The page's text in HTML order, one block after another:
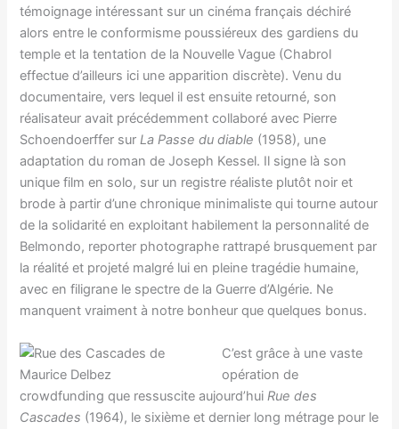
témoignage intéressant sur un cinéma français déchiré
alors entre le conformisme poussiéreux des gardiens du
temple et la tentation de la Nouvelle Vague (Chabrol
effectue d’ailleurs ici une apparition discrète). Venu du
documentaire, vers lequel il est ensuite retourné, son
réalisateur avait précédemment collaboré avec Pierre
Schoendoerffer surLa Passe du diable (1958), une
adaptation du roman de Joseph Kessel. Il signe là son
unique film en solo, sur un registre réaliste plutôt noir et
brode à partir d’une chronique minimaliste qui tourne autour
de la solidarité en exploitant habilement la personnalité de
Belmondo, reporter photographe rattrapé brusquement par
la réalité et projeté malgré lui en pleine tragédie humaine,
avec en filigrane le spectre de la Guerre d’Algérie. Ne
manquent vraiment à notre bonheur que quelques bonus.
C’est grâce à une vaste
opération de
crowdfunding que ressuscite aujourd’hui Rue des
Cascades (1964), le sixième et dernier long métrage pour le